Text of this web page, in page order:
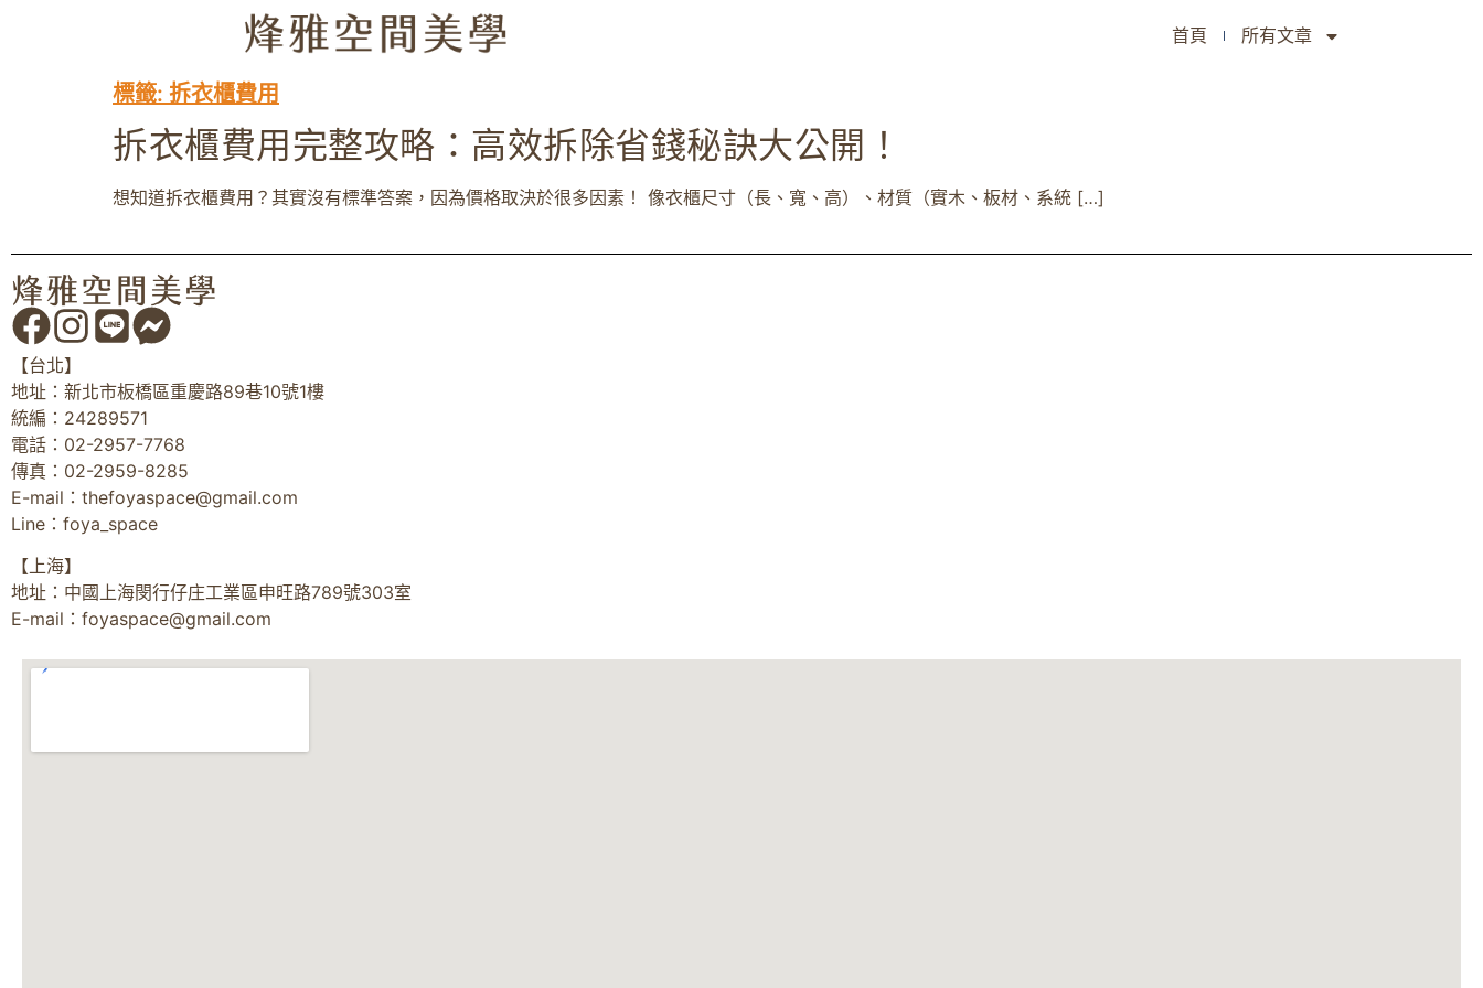
首頁 所有文章
標籤: 拆衣櫃費用
拆衣櫃費用完整攻略：高效拆除省錢秘訣大公開！
想知道拆衣櫃費用？其實沒有標準答案，因為價格取決於很多因素！ 像衣櫃尺寸（長、寬、高）、材質（實木、板材、系統 […]
【台北】
地址：新北市板橋區重慶路89巷10號1樓
統編：24289571
電話：02-2957-7768
傳真：02-2959-8285
E-mail： thefoyaspace@gmail.com
Line：foya_space
【上海】
地址：中國上海閔行仔庄工業區申旺路789號303室
E-mail： foyaspace@gmail.com